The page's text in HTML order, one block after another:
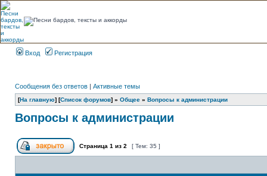
Вход Регистрация
Сообщения без ответов | Активные темы
[На главную] [Список форумов] » Общее » Вопросы к администрации
Вопросы к администрации
Страница 1 из 2 [ Тем: 35 ]